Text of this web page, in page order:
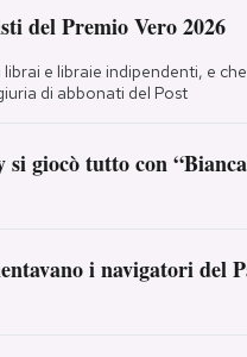
del Premio Vero 2026
e libraie indipendenti, e
di abbonati del Post
si giocò tutto con
i navigatori del